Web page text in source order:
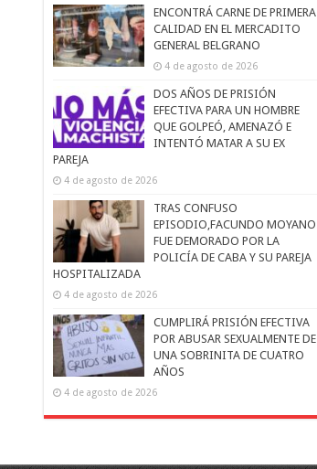
ENCONTRÁ CARNE DE PRIMERA
CALIDAD EN EL MERCADITO
GENERAL BELGRANO
4 de agosto de 2026
DOS AÑOS DE PRISIÓN
EFECTIVA PARA UN HOMBRE
QUE GOLPEÓ, AMENAZÓ E
INTENTÓ MATAR A SU EX
PAREJA
4 de agosto de 2026
TRAS CONFUSO
EPISODIO,FACUNDO MOYANO
FUE DEMORADO POR LA
POLICÍA DE CABA Y SU PAREJA
HOSPITALIZADA
4 de agosto de 2026
CUMPLIRÁ PRISIÓN EFECTIVA
POR ABUSAR SEXUALMENTE DE
UNA SOBRINITA DE CUATRO
AÑOS
4 de agosto de 2026